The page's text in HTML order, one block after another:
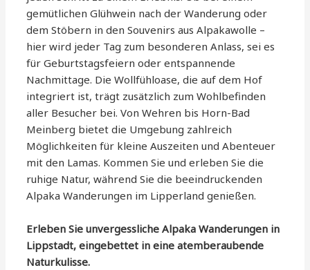
gemütlichen Glühwein nach der Wanderung oder
dem Stöbern in den Souvenirs aus Alpakawolle –
hier wird jeder Tag zum besonderen Anlass, sei es
für Geburtstagsfeiern oder entspannende
Nachmittage. Die Wollfühloase, die auf dem Hof
integriert ist, trägt zusätzlich zum Wohlbefinden
aller Besucher bei. Von Wehren bis Horn-Bad
Meinberg bietet die Umgebung zahlreich
Möglichkeiten für kleine Auszeiten und Abenteuer
mit den Lamas. Kommen Sie und erleben Sie die
ruhige Natur, während Sie die beeindruckenden
Alpaka Wanderungen im Lipperland genießen.
Erleben Sie unvergessliche Alpaka Wanderungen in
Lippstadt, eingebettet in eine atemberaubende
Naturkulisse.